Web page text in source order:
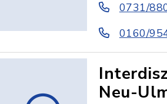
0731/
0160/
Neu-